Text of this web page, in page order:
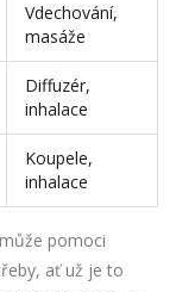
Vdechování,
masáže
Diffuzér,
inhalace
Koupele,
inhalace
pomoci
ať už je to